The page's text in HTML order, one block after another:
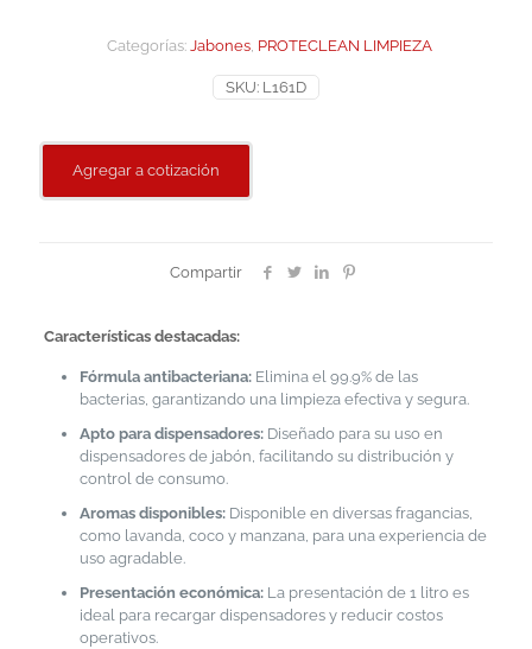
SKU: L161D
Categorías: Jabones, PROTECLEAN LIMPIEZA
Agregar a cotización
Compartir
Características destacadas:
Fórmula antibacteriana:Elimina el 99.9% de las
bacterias, garantizando una limpieza efectiva y segura.
Apto para dispensadores:Diseñado para su uso en
dispensadores de jabón, facilitando su distribución y
control de consumo.
Aromas disponibles:Disponible en diversas fragancias,
como lavanda, coco y manzana, para una experiencia de
uso agradable.
Presentación económica:La presentación de 1 litro es
ideal para recargar dispensadores y reducir costos
operativos.